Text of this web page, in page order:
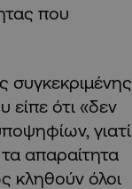
που
συγκεκριμένης
ότι «δεν
γιατί
απαραίτητα
κληθούν όλοι